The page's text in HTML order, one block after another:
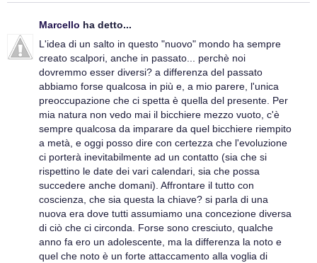
Marcello ha detto...
L'idea di un salto in questo "nuovo" mondo ha sempre
creato scalpori, anche in passato... perchè noi
dovremmo esser diversi? a differenza del passato
abbiamo forse qualcosa in più e, a mio parere, l'unica
preoccupazione che ci spetta è quella del presente. Per
mia natura non vedo mai il bicchiere mezzo vuoto, c'è
sempre qualcosa da imparare da quel bicchiere riempito
a metà, e oggi posso dire con certezza che l'evoluzione
ci porterà inevitabilmente ad un contatto (sia che si
rispettino le date dei vari calendari, sia che possa
succedere anche domani). Affrontare il tutto con
coscienza, che sia questa la chiave? si parla di una
nuova era dove tutti assumiamo una concezione diversa
di ciò che ci circonda. Forse sono cresciuto, qualche
anno fa ero un adolescente, ma la differenza la noto e
quel che noto è un forte attaccamento alla voglia di